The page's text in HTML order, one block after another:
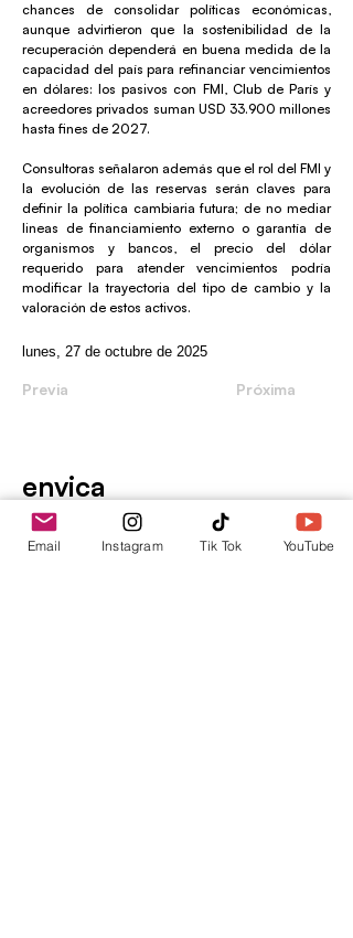
chances de consolidar políticas económicas,
aunque advirtieron que la sostenibilidad de la
recuperación dependerá en buena medida de la
capacidad del país para refinanciar vencimientos
en dólares: los pasivos con FMI, Club de París y
acreedores privados suman USD 33.900 millones
hasta fines de 2027.
Consultoras señalaron además que el rol del FMI y
la evolución de las reservas serán claves para
definir la política cambiaria futura; de no mediar
lineas de financiamiento externo o garantía de
organismos y bancos, el precio del dólar
requerido para atender vencimientos podría
modificar la trayectoria del tipo de cambio y la
valoración de estos activos.
lunes, 27 de octubre de 2025
Previa Próxima
envica
Tu punto de información.
Email Instagram Tik Tok YouTube